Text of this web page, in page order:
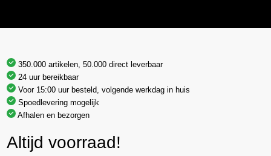
350.000 artikelen, 50.000 direct leverbaar
24 uur bereikbaar
Voor 15:00 uur besteld, volgende werkdag in huis
Spoedlevering mogelijk
Afhalen en bezorgen
Altijd voorraad!